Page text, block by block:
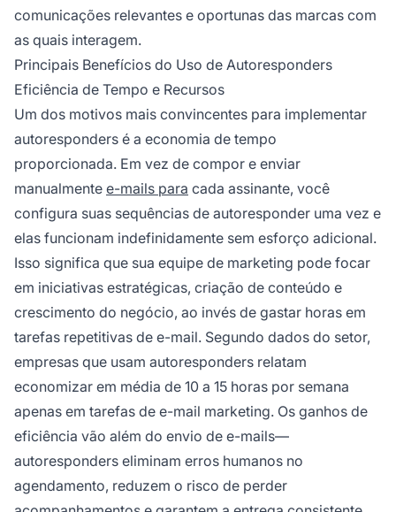
comunicações relevantes e oportunas das marcas com
as quais interagem.
Principais Benefícios do Uso de Autoresponders
Eficiência de Tempo e Recursos
Um dos motivos mais convincentes para implementar
autoresponders é a economia de tempo
proporcionada. Em vez de compor e enviar
manualmente e-mails para cada assinante, você
configura suas sequências de autoresponder uma vez e
elas funcionam indefinidamente sem esforço adicional.
Isso significa que sua equipe de marketing pode focar
em iniciativas estratégicas, criação de conteúdo e
crescimento do negócio, ao invés de gastar horas em
tarefas repetitivas de e-mail. Segundo dados do setor,
empresas que usam autoresponders relatam
economizar em média de 10 a 15 horas por semana
apenas em tarefas de e-mail marketing. Os ganhos de
eficiência vão além do envio de e-mails—
autoresponders eliminam erros humanos no
agendamento, reduzem o risco de perder